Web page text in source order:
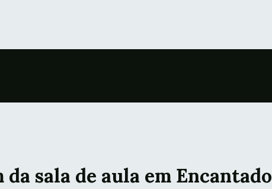
sala de aula em Encantado